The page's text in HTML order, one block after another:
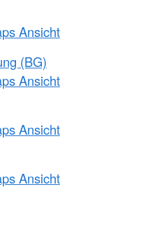
Ansicht
(BG)
Ansicht
Ansicht
Ansicht